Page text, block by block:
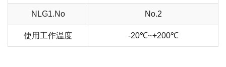
NLG1.No No.2
使用工作温度 -20℃~+200℃